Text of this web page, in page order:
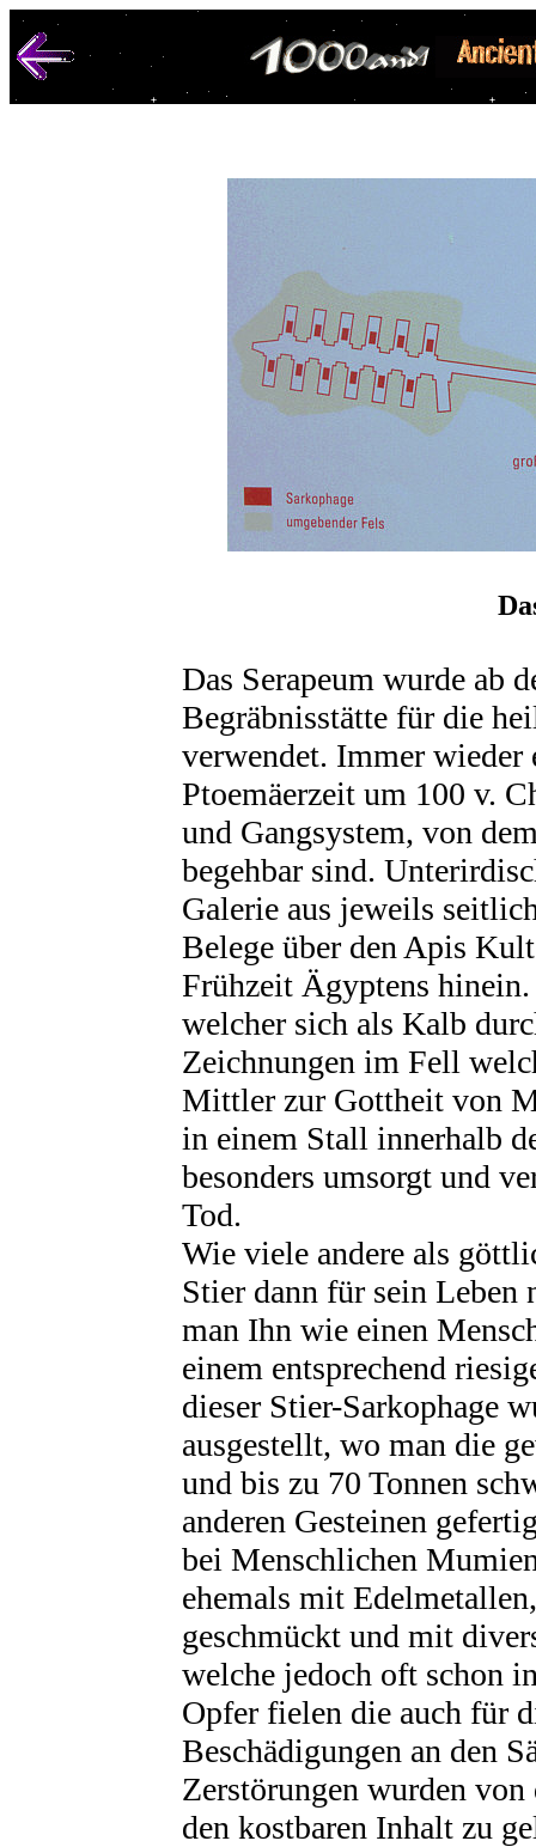
Das Serapeum wurde ab
Begräbnisstätte für die
verwendet. Immer wieder
Ptoemäerzeit um 100 v.
und Gangsystem, von
begehbar sind.
Galerie aus jeweils
Belege über den Apis
Frühzeit Ägyptens
welcher sich als Kalb
Zeichnungen im Fell
Mittler zur Gottheit von
in einem Stall innerhalb
besonders umsorgt und
Tod.
Wie viele andere als
Stier dann für sein Leben
man Ihn wie einen
einem entsprechend
dieser Stier-Sarkophage
ausgestellt, wo man die
und bis zu 70 Tonnen
anderen Gesteinen
bei Menschlichen
ehemals mit
geschmückt und mit
welche jedoch oft schon
Opfer fielen die auch für
Beschädigungen an den
Zerstörungen wurden
den kostbaren Inhalt zu